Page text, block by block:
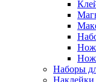
Наборы
Наклейки